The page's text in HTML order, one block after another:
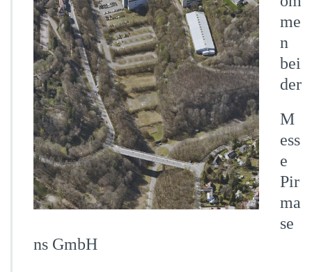
me
n
bei
der
M
ess
e
Pir
ma
se
ns GmbH